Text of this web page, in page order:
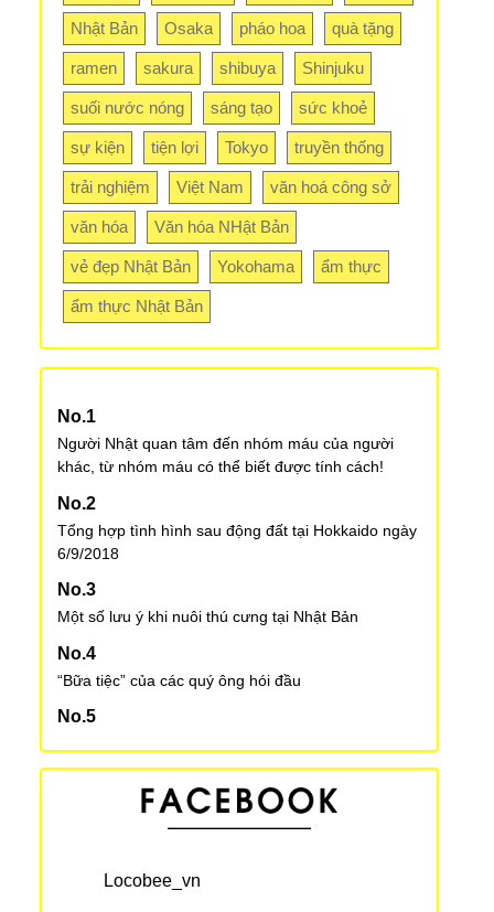
Nhật Bản Osaka pháo hoa quà tặng
ramen sakura shibuya Shinjuku
suối nước nóng sáng tạo sức khoẻ
sự kiện tiện lợi Tokyo truyền thống
trải nghiệm Việt Nam văn hoá công sở
văn hóa Văn hóa NHật Bản
vẻ đẹp Nhật Bản Yokohama ẩm thực
ẩm thực Nhật Bản
Người Nhật quan tâm đến nhóm máu của người
khác, từ nhóm máu có thể biết được tính cách!
Tổng hợp tình hình sau động đất tại Hokkaido ngày
6/9/2018
Một số lưu ý khi nuôi thú cưng tại Nhật Bản
“Bữa tiệc” của các quý ông hói đầu
Việt Nam giành chiến thắng liên tiếp tại ABU
Robocon châu Á – Thái Bình Dương
Cách đối phó với tai nạn đuối nước – Bạn có thể nổi
Locobee_vn